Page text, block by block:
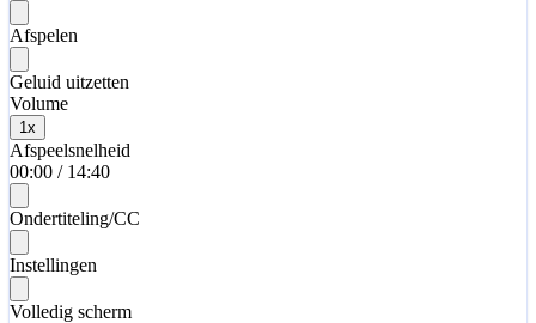
Afspelen
Geluid uitzetten
Volume
1 x
Afspeelsnelheid
00:00 / 14:40
Ondertiteling/CC
Instellingen
Volledig scherm